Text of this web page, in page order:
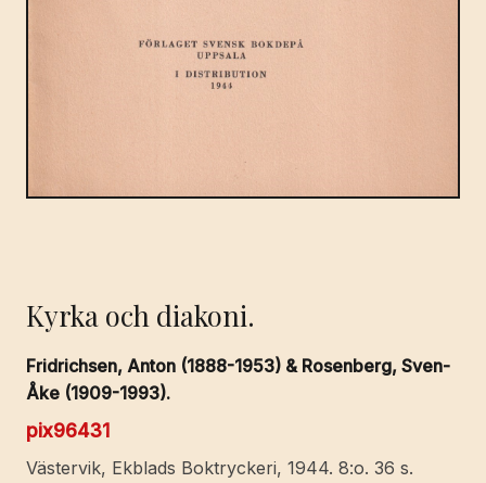
Kyrka och diakoni.
Fridrichsen, Anton (1888-1953) & Rosenberg, Sven-
Åke (1909-1993).
pix96431
Västervik, Ekblads Boktryckeri, 1944. 8:o. 36 s.